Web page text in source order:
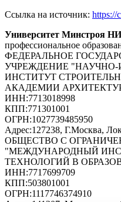
Ссылка на источник: https://
Университет Минстроя
профессиональное
ФЕДЕРАЛЬНОЕ
УЧРЕЖДЕНИЕ
ИНСТИТУТ
АКАДЕМИИ
ИНН:7713018998
КПП:771301001
ОГРН:1027739485950
Адрес:127238, Г.Москва,
ОБЩЕСТВО С
"МЕЖДУНАРОДНЫЙ
ТЕХНОЛОГИЙ В
ИНН:7717699709
КПП:503801001
ОГРН:1117746374910